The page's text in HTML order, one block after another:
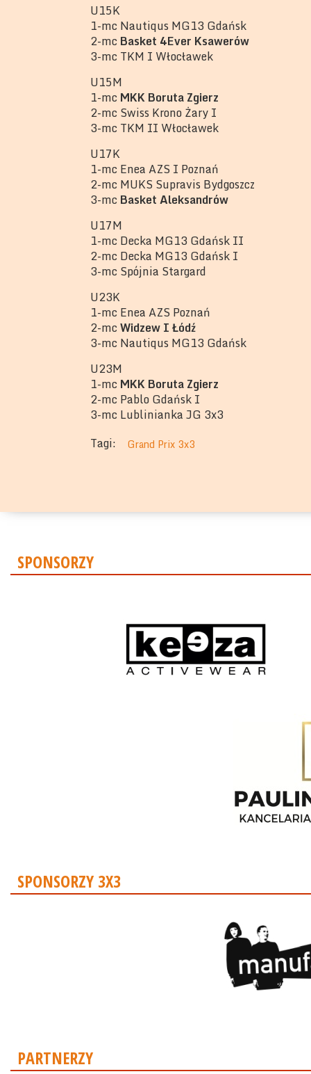
U15K
1-mc Nautiqus MG13 Gdańsk
2-mc Basket 4Ever Ksawerów
3-mc TKM I Włocławek
U15M
1-mc MKK Boruta Zgierz
2-mc Swiss Krono Żary I
3-mc TKM II Włocławek
U17K
1-mc Enea AZS I Poznań
2-mc MUKS Supravis Bydgoszcz
3-mc Basket Aleksandrów
U17M
1-mc Decka MG13 Gdańsk II
2-mc Decka MG13 Gdańsk I
3-mc Spójnia Stargard
U23K
1-mc Enea AZS Poznań
2-mcWidzew I Łódź
3-mc Nautiqus MG13 Gdańsk
U23M
1-mc MKK Boruta Zgierz
2-mc Pablo Gdańsk I
3-mc Lublinianka JG 3x3
Tagi:
Grand Prix 3x3
SPONSORZY
SPONSORZY 3X3
PARTNERZY